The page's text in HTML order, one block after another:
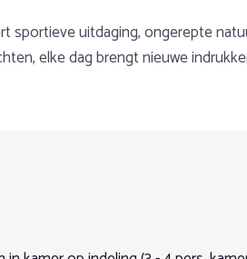
sportieve uitdaging, ongerepte
elke dag brengt nieuwe
Er is tijd om dit plaatsje te voet te
standplaatsvakantie. Tochten